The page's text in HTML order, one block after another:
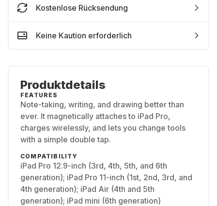
Kostenlose Rücksendung
Keine Kaution erforderlich
Produktdetails
FEATURES
Note-taking, writing, and drawing better than
ever. It magnetically attaches to iPad Pro,
charges wirelessly, and lets you change tools
with a simple double tap.
COMPATIBILITY
iPad Pro 12.9-inch (3rd, 4th, 5th, and 6th
generation); iPad Pro 11-inch (1st, 2nd, 3rd, and
4th generation); iPad Air (4th and 5th
generation); iPad mini (6th generation)